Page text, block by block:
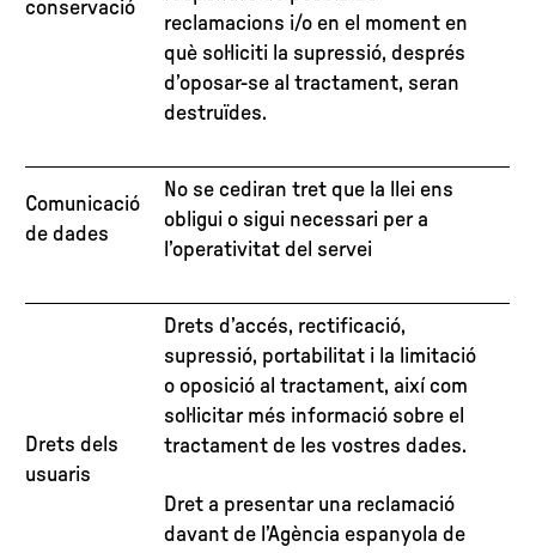
conservació
reclamacions i/o en el moment en
què sol·liciti la supressió, després
d’oposar-se al tractament, seran
destruïdes.
Comunicació
de dades
No se cediran tret que la llei ens
obligui o sigui necessari per a
l’operativitat del servei
Drets dels
usuaris
Drets d’accés, rectificació,
supressió, portabilitat i la limitació
o oposició al tractament, així com
sol·licitar més informació sobre el
tractament de les vostres dades.
Dret a presentar una reclamació
davant de l’Agència espanyola de